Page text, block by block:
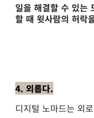
일을 해결할 수 있는
할 때 윗사람의 허락
4. 외롭다.
디지털 노마드는 외